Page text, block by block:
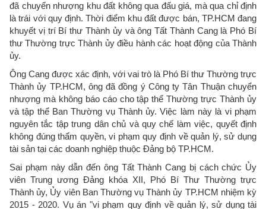
đã chuyển nhượng khu đất không qua đấu giá, mà qua chỉ định
là trái với quy định. Thời điểm khu đất được bán, TP.HCM đang
khuyết vị trí Bí thư Thành ủy và ông Tất Thành Cang là Phó Bí
thư Thường trực Thành ủy điều hành các hoạt động của Thành
ủy.
Ông Cang được xác định, với vai trò là Phó Bí thư Thường trực
Thành ủy TP.HCM, ông đã đồng ý Công ty Tân Thuận chuyển
nhượng mà không báo cáo cho tập thể Thường trực Thành ủy
và tập thể Ban Thường vụ Thành ủy. Việc làm này là vi phạm
nguyên tắc tập trung dân chủ và quy chế làm việc, quyết định
không đúng thẩm quyền, vi phạm quy định về quản lý, sử dụng
tài sản tại các doanh nghiệp thuộc Đảng bộ TP.HCM.
Sai phạm này dẫn đến ông Tất Thành Cang bị cách chức Ủy
viên Trung ương Đảng khóa XII, Phó Bí Thư Thường trực
Thành ủy, Ủy viên Ban Thường vụ Thành ủy TP.HCM nhiệm kỳ
2015 - 2020. Vụ án "vi phạm quy định về quản lý, sử dụng tài